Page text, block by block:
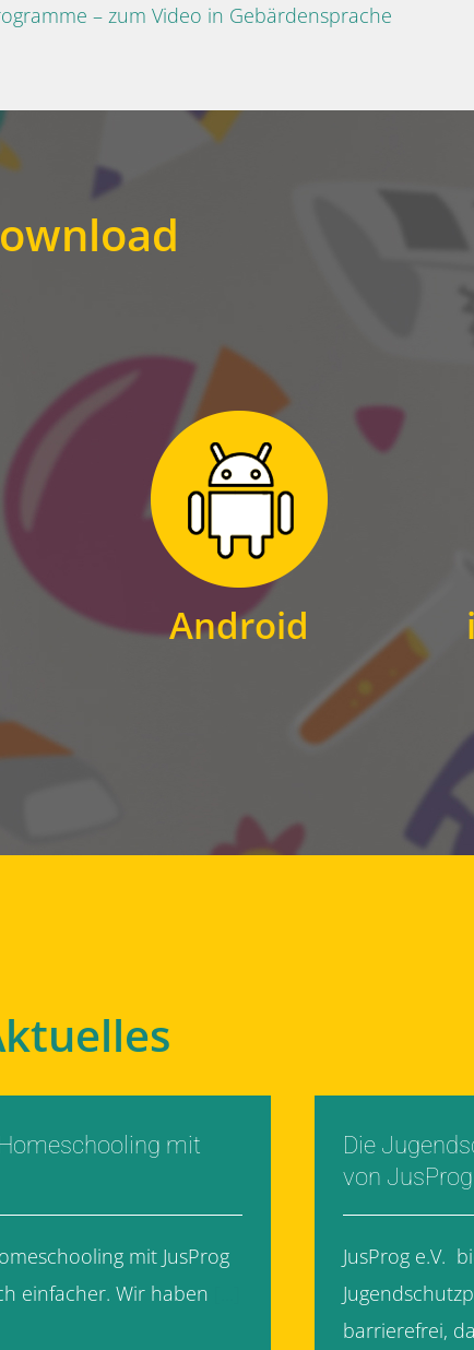
– zum Video in Gebärdensprache
Android
Zum Download
für Android
mit
mit JusProg
einfacher. Wir haben
Die
von
JusProg e.V.
barrierefrei,